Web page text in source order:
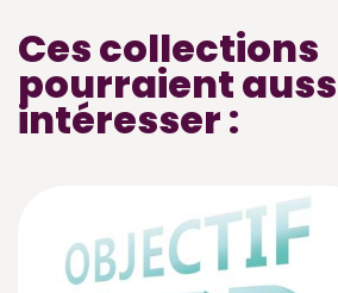
Ces collections
pourraient
intéresser :